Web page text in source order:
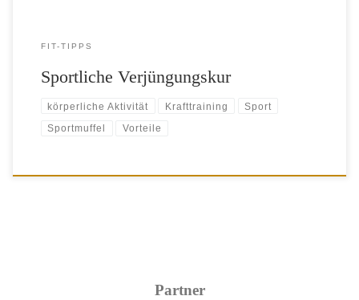
FIT-TIPPS
Sportliche Verjüngungskur
körperliche Aktivität Krafttraining Sport
Sportmuffel Vorteile
Partner